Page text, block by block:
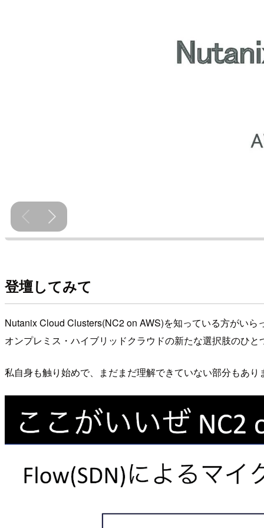
登壇してみて
Nutanix Cloud Clusters(NC2 on AWS)を知っている方がい
オンプレミス・ハイブリッドクラウドの新たな選択肢のひ
私自身も触り始めで、まだまだ理解できていない部分もあ